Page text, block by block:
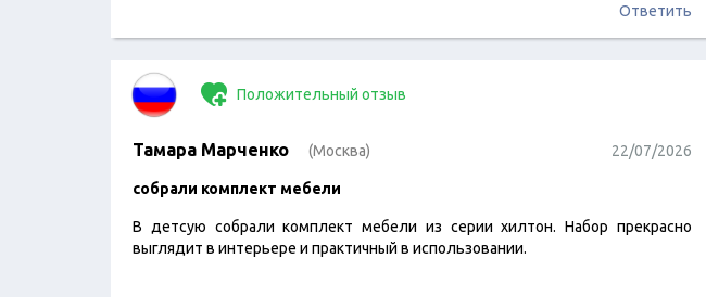
Ответить
Положительный отзыв
Тамара Марченко (Москва) 22/07/2026
cобрали комплект мебели
В детсую собрали комплект мебели из серии хилтон. Набор прекрасно
выглядит в интерьере и практичный в использовании.